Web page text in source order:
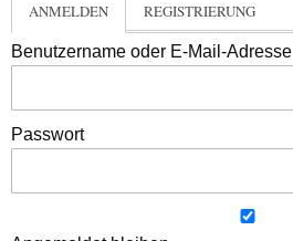
ANMELDEN REGISTRIERUNG
Benutzername oder E-Mail-Adresse
Passwort